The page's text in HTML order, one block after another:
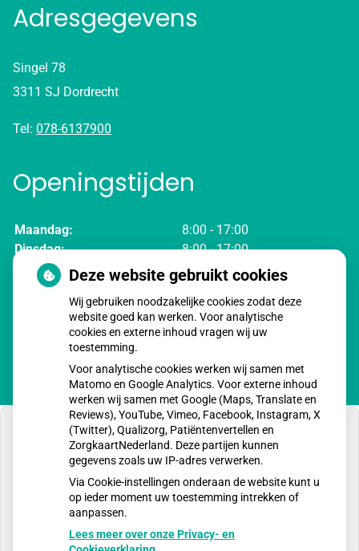
Adresgegevens
Singel 78
3311 SJ Dordrecht
Tel: 078-6137900
Openingstijden
Maandag:
8:00 - 17:00
Dinsdag:
8:00 - 17:00
Woensdag:
8:00 - 17:00
Donderdag:
8:00 - 17:00
U heeft geen toestemming gegeven voor
externe inhoud die nodig is om dit te zien.
Cookie-instellingen wijzigen
Deze website gebruikt cookies
Wij gebruiken noodzakelijke cookies zodat deze
website goed kan werken. Voor analytische
cookies en externe inhoud vragen wij uw
toestemming.
Voor analytische cookies werken wij samen met
Matomo en Google Analytics. Voor externe inhoud
werken wij samen met Google (Maps, Translate en
Reviews), YouTube, Vimeo, Facebook, Instagram, X
(Twitter), Qualizorg, Patiëntenvertellen en
ZorgkaartNederland. Deze partijen kunnen
gegevens zoals uw IP-adres verwerken.
Via Cookie-instellingen onderaan de website kunt u
op ieder moment uw toestemming intrekken of
aanpassen.
Lees meer over onze Privacy- en